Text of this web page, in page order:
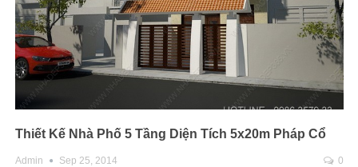
Thiết Kế Nhà Phố 5 Tầng Diện Tích 5x20m Pháp Cổ
Admin Sep 25, 2014 0